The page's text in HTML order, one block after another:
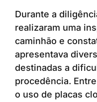
Durante a
realizaram uma
caminhão e
apresentava
destinadas a
procedência.
o uso de placas